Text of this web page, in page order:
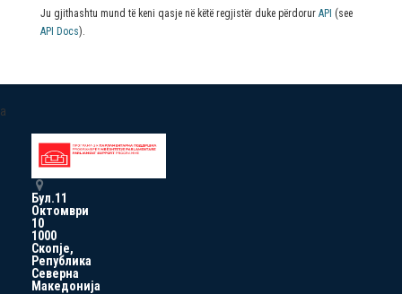
Ju gjithashtu mund të keni qasje në këtë regjistër duke përdorur API (see
API Docs).
a
Бул.11
Октомври
10
1000
Скопје,
Република
Северна
Македонија